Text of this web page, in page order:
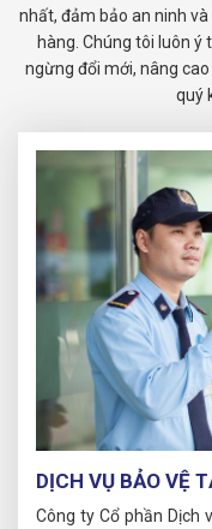
nhất, đảm bảo an ninh
hàng. Chúng tôi luôn
ngừng đổi mới, nâng
quý
DỊCH VỤ BẢO VỆ
Công ty Cổ phần Dịch